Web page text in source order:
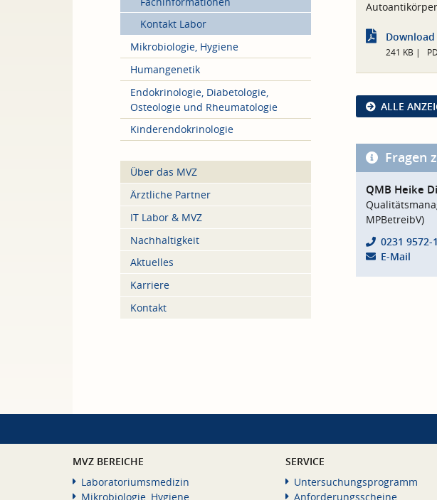
Kontakt Labor
Mikrobiologie, Hygiene
Humangenetik
Endokrinologie, Diabetologie,
Osteologie und Rheumatologie
Kinderendokrinologie
Über das MVZ
Ärztliche Partner
IT Labor & MVZ
Nachhaltigkeit
Aktuelles
Karriere
Kontakt
Download
241 KB
ALLE
Fragen
QMB Heike
MPBetreibV)
0231 9572-
E-Mail
MVZ BEREICHE
Laboratoriumsmedizin
Mikrobiologie, Hygiene
SERVICE
Untersuchungsprogramm
Anforderungsscheine